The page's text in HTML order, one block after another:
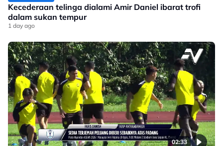
Kecederaan telinga dialami Amir Daniel ibarat trofi
dalam sukan tempur
1 day ago
02:33